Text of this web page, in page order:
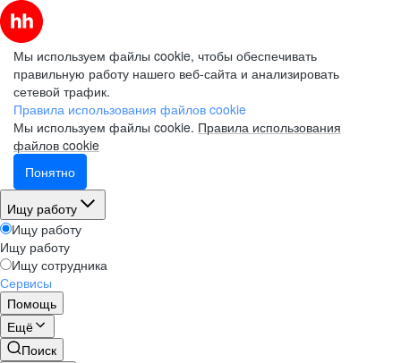
Мы используем файлы cookie, чтобы обеспечивать
правильную работу нашего веб-сайта и анализировать
сетевой трафик.
Правила использования файлов cookie
Мы используем файлы cookie. Правила использования
файлов cookie
Понятно
Ищу работу
Ищу работу
Ищу работу
Ищу сотрудника
Сервисы
Помощь
Ещё
Поиск